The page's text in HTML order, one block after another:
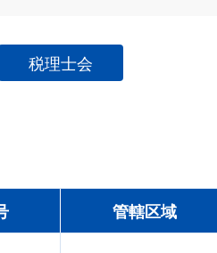
税理士会
管轄区域